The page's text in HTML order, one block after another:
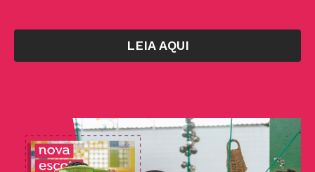
LEIA AQUI